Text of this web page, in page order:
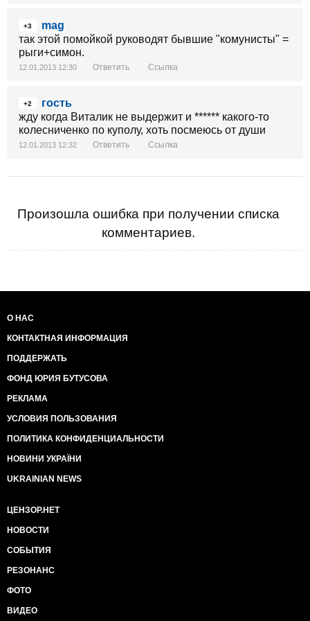
+3
mag
так этой помойкой руководят бывшие "комунисты" =
рыги+симон.
12.01.2013 12:30 Ответить Ссылка
+2
гость
жду когда Виталик не выдержит и ****** какого-то
колесниченко по куполу, хоть посмеюсь от души
12.01.2013 12:32 Ответить Ссылка
Произошла ошибка при получении списка
комментариев.
О НАС
КОНТАКТНАЯ ИНФОРМАЦИЯ
ПОДДЕРЖАТЬ
ФОНД ЮРИЯ БУТУСОВА
РЕКЛАМА
УСЛОВИЯ ПОЛЬЗОВАНИЯ
ПОЛИТИКА КОНФИДЕНЦИАЛЬНОСТИ
НОВИНИ УКРАЇНИ
UKRAINIAN NEWS
ЦЕНЗОР.НЕТ
НОВОСТИ
СОБЫТИЯ
РЕЗОНАНС
ФОТО
ВИДЕО